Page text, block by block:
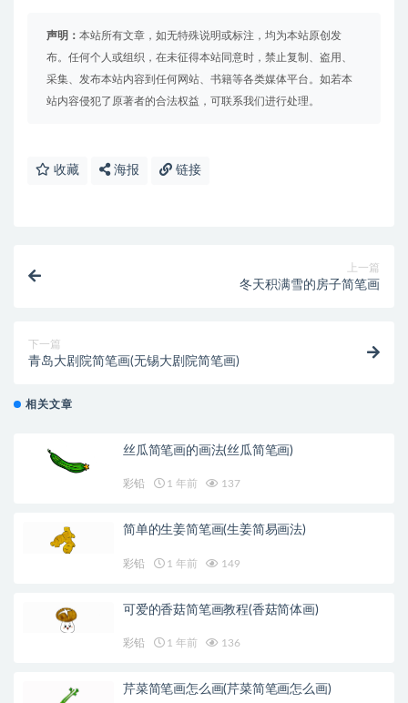
声明： 本站所有文章，如无特殊说明或标注，均为本站原创发
布。任何个人或组织，在未征得本站同意时，禁止复制、盗用、
采集、发布本站内容到任何网站、书籍等各类媒体平台。如若本
站内容侵犯了原著者的合法权益，可联系我们进行处理。
收藏 海报 链接
上一篇
冬天积满雪的房子简笔画
下一篇
青岛大剧院简笔画(无锡大剧院简笔画)
相关文章
丝瓜简笔画的画法(丝瓜简笔画)
彩铅 1 年前 137
简单的生姜简笔画(生姜简易画法)
彩铅 1 年前 149
可爱的香菇简笔画教程(香菇简体画)
彩铅 1 年前 136
芹菜简笔画怎么画(芹菜简笔画怎么画)